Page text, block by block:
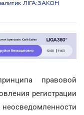
ЛІГА:ЗАКОН
правовой
регистрации